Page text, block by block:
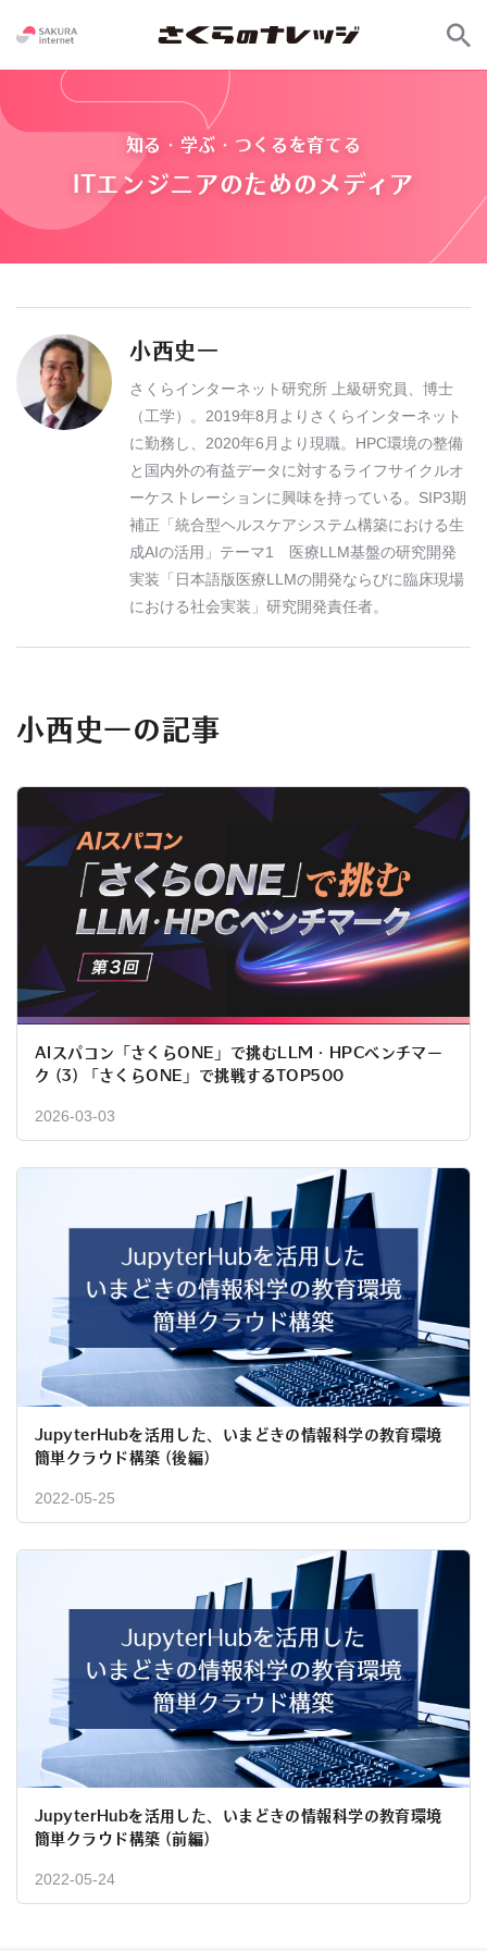
知る・学ぶ・つくるを育てる
ITエンジニアのためのメディア
小西史一
さくらインターネット研究所 上級研究員、博士
（工学）。2019年8月よりさくらインターネット
に勤務し、2020年6月より現職。HPC環境の整備
と国内外の有益データに対するライフサイクルオ
ーケストレーションに興味を持っている。SIP3期
補正「統合型ヘルスケアシステム構築における生
成AIの活用」テーマ1 医療LLM基盤の研究開発
実装「日本語版医療LLMの開発ならびに臨床現場
における社会実装」研究開発責任者。
小西史一の記事
AIスパコン「さくらONE」で挑むLLM・HPCベンチマー
ク (3) 「さくらONE」で挑戦するTOP500
2026-03-03
JupyterHubを活用した、いまどきの情報科学の教育環境
簡単クラウド構築 (後編)
2022-05-25
JupyterHubを活用した、いまどきの情報科学の教育環境
簡単クラウド構築 (前編)
2022-05-24